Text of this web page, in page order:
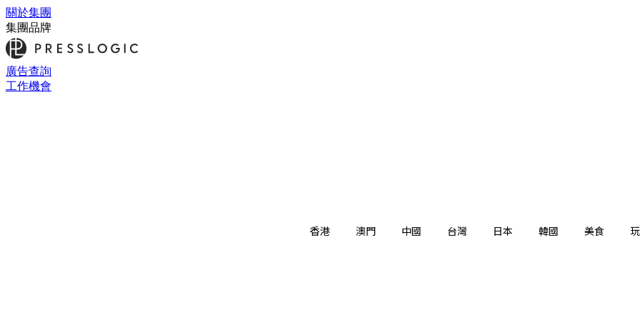
關於集團
集團品牌
廣告查詢
工作機會
香港 澳門 中國 台灣 日本 韓國 美食